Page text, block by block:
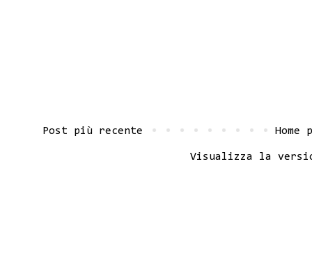
Post più recente Home
Visualizza la